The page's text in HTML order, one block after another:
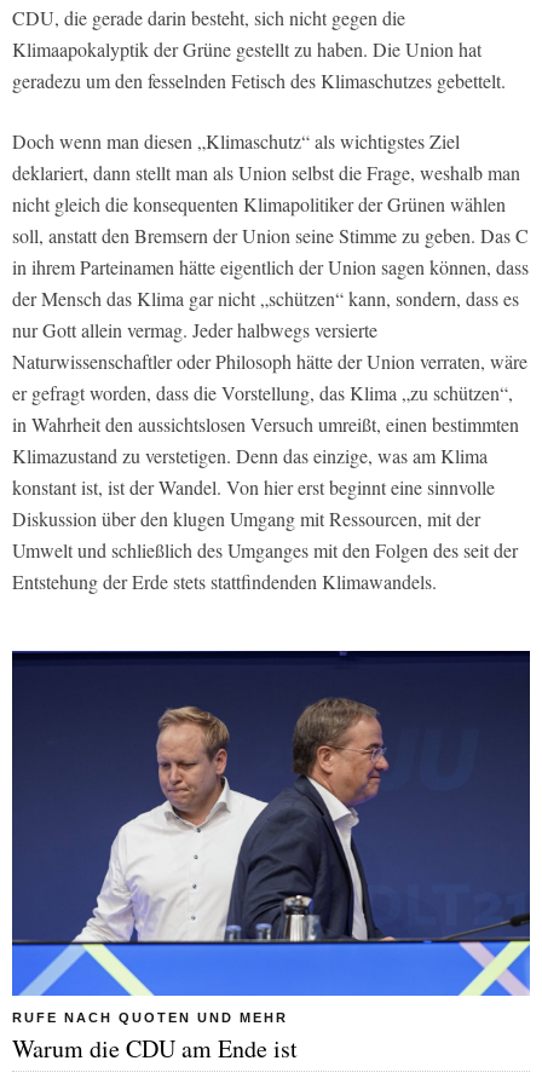
CDU, die gerade darin besteht, sich nicht gegen die
Klimaapokalyptik der Grüne gestellt zu haben. Die Union hat
geradezu um den fesselnden Fetisch des Klimaschutzes gebettelt.
Doch wenn man diesen „Klimaschutz“ als wichtigstes Ziel
deklariert, dann stellt man als Union selbst die Frage, weshalb man
nicht gleich die konsequenten Klimapolitiker der Grünen wählen
soll, anstatt den Bremsern der Union seine Stimme zu geben. Das C
in ihrem Parteinamen hätte eigentlich der Union sagen können, dass
der Mensch das Klima gar nicht „schützen“ kann, sondern, dass es
nur Gott allein vermag. Jeder halbwegs versierte
Naturwissenschaftler oder Philosoph hätte der Union verraten, wäre
er gefragt worden, dass die Vorstellung, das Klima „zu schützen“,
in Wahrheit den aussichtslosen Versuch umreißt, einen bestimmten
Klimazustand zu verstetigen. Denn das einzige, was am Klima
konstant ist, ist der Wandel. Von hier erst beginnt eine sinnvolle
Diskussion über den klugen Umgang mit Ressourcen, mit der
Umwelt und schließlich des Umganges mit den Folgen des seit der
Entstehung der Erde stets stattfindenden Klimawandels.
RUFE NACH QUOTEN UND MEHR
Warum die CDU am Ende ist